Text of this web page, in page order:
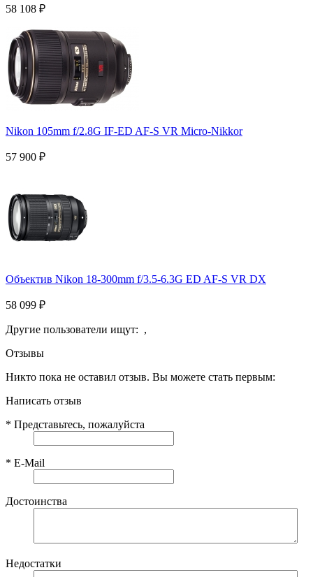
58 108 ₽
Nikon 105mm f/2.8G IF-ED AF-S VR Micro-Nikkor
57 900 ₽
Объектив Nikon 18-300mm f/3.5-6.3G ED AF-S VR DX
58 099 ₽
Другие пользователи ищут: ,
Отзывы
Никто пока не оставил отзыв. Вы можете стать первым:
Написать отзыв
* Представьтесь, пожалуйста
* E-Mail
Достоинства
Недостатки